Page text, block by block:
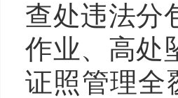
查处违法分
作业、高处
证照管理全